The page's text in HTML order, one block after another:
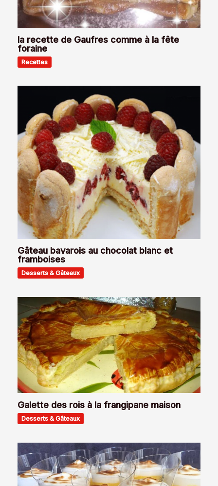
la recette de Gaufres comme à la fête
foraine
Recettes
Gâteau bavarois au chocolat blanc et
framboises
Desserts & Gâteaux
Galette des rois à la frangipane maison
Desserts & Gâteaux